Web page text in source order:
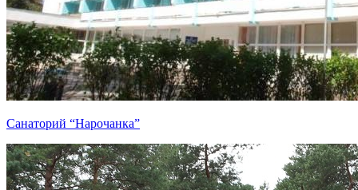
Санаторий “Нарочанка”